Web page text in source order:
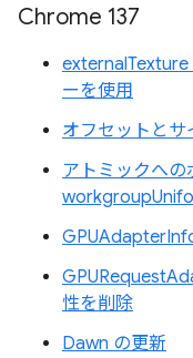
Chrome 137
externalTexture
ーを使用
オフセットとサ
アトミックへの
性を削除
Dawn の更新